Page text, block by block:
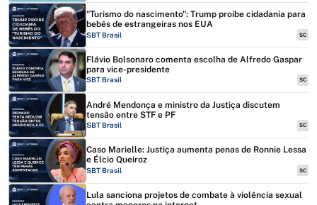
"Turismo do nascimento": Trump proíbe cidadania para
bebês de estrangeiras nos EUA
SBT Brasil SC
Flávio Bolsonaro comenta escolha de Alfredo Gaspar
para vice-presidente
SBT Brasil SC
André Mendonça e ministro da Justiça discutem
tensão entre STF e PF
SBT Brasil SC
Caso Marielle: Justiça aumenta penas de Ronnie Lessa
e Élcio Queiroz
SBT Brasil SC
Lula sanciona projetos de combate à violência sexual